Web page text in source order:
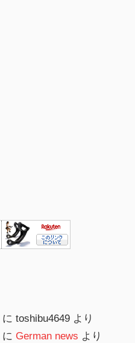
にtoshibu4649 より
に German news より